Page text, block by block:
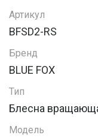
Артикул
BFSD2-RS
Бренд
BLUE FOX
Тип
Блесна
Модель